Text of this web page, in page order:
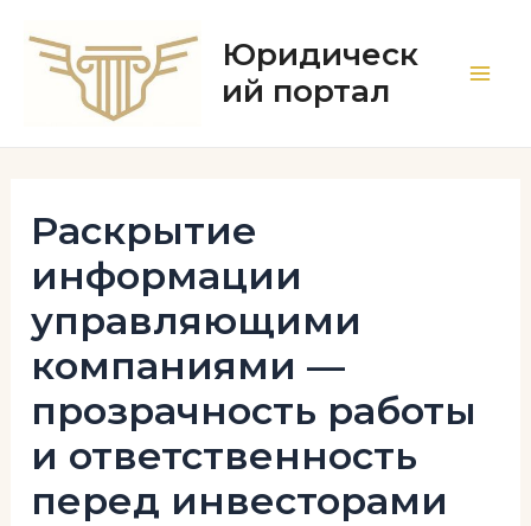
содержимому
Юридическ
ий портал
Раскрытие
информации
управляющими
компаниями —
прозрачность работы
и ответственность
перед инвесторами